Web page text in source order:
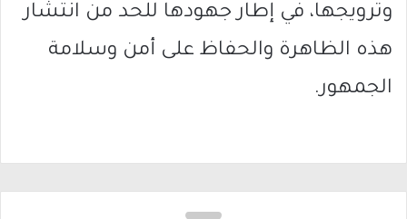
وترويجها، في إطار جهودها للحد من انتشار
هذه الظاهرة والحفاظ على أمن وسلامة
الجمهور.